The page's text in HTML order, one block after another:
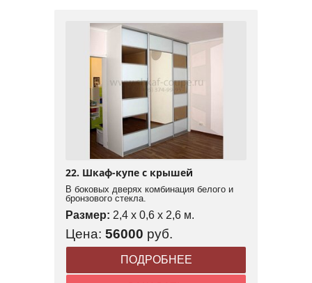
22. Шкаф-купе с крышей
В боковых дверях комбинация белого и
бронзового стекла.
Размер: 2,4 x 0,6 x 2,6 м.
Цена: 56000 руб.
ПОДРОБНЕЕ